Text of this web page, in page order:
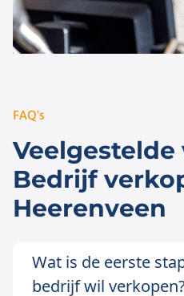
FAQ's
Veelgestelde
Bedrijf
Heerenveen
Wat is de eerste
bedrijf wil